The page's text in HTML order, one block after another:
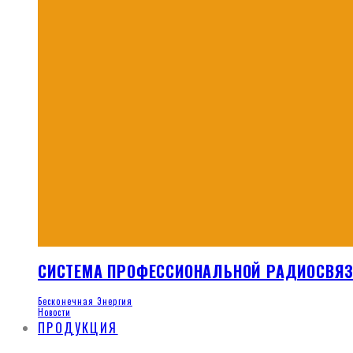
СИСТЕМА ПРОФЕССИОНАЛЬНОЙ
Бесконечная Энергия
Новости
ПРОДУКЦИЯ